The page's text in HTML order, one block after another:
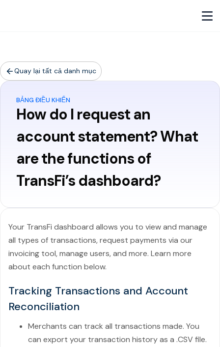
Quay lại tất cả danh mục
BẢNG ĐIỀU KHIỂN
How do I request an
account statement? What
are the functions of
TransFi’s dashboard?
Your TransFi dashboard allows you to view and manage
all types of transactions, request payments via our
invoicing tool, manage users, and more. Learn more
about each function below.
Tracking Transactions and Account
Reconciliation
Merchants can track all transactions made. You
can export your transaction history as a .CSV file.